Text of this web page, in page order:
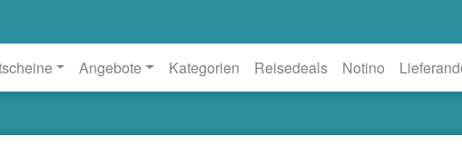
Angebote Kategorien Reisedeals Notino